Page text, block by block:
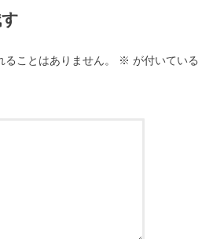
ことはありません。 ※ が付いている